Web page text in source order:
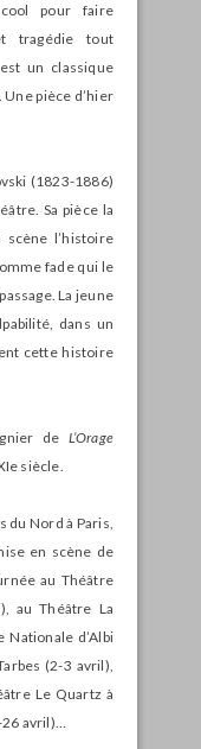
pour faire
tragédie tout
est un classique
pièce d’hier
(1823-1886)
Sa pièce la
l’histoire
fade qui le
La jeune
dans un
cette histoire
de L’Orage
e siècle.
du Nord à Paris,
en scène de
au Théâtre
au Théâtre La
Nationale d’Albi
(2-3 avril),
Le Quartz à
26 avril)…